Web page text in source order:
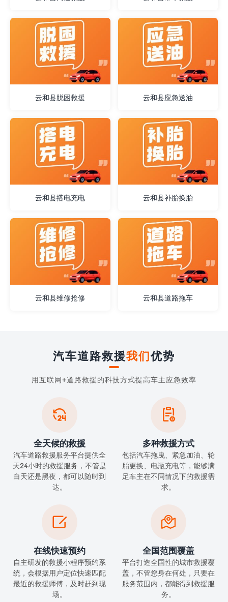
云和县脱困救援 云和县应急送油
云和县搭电充电 云和县补胎换胎
云和县维修抢修 云和县道路拖车
汽车道路救援我们优势
用互联网+道路救援的科技方式提高车主应急效率

全天候的救援
汽车道路救援服务平台提供全
天24小时的救援服务，不管是
白天还是黑夜，都可以随时到
达。

多种救援方式
包括汽车拖曳、紧急加油、轮
胎更换、电瓶充电等，能够满
足车主在不同情况下的救援需
求。

在线快速预约
自主研发的救援小程序预约系
统，会根据用户定位快速匹配
最近的救援师傅，及时赶到现
场。

全国范围覆盖
平台打造全国性的城市救援覆
盖，不管您身在何处，只要在
服务范围内，都能得到救援服
务。